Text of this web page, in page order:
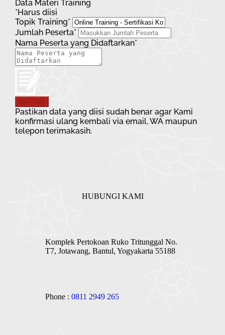
Data Materi Training
*Harus diisi
Topik Training*
Jumlah Peserta*
Nama Peserta yang Didaftarkan*
DAFTAR
Pastikan data yang diisi sudah benar agar Kami
konfirmasi ulang kembali via email, WA maupun
telepon terimakasih.
HUBUNGI KAMI
Komplek Pertokoan Ruko Tritunggal No.
T7, Jotawang, Bantul, Yogyakarta 55188
Phone : 0811 2949 265